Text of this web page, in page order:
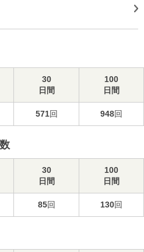
30
日間
100
日間
571回 948回
30
日間
100
日間
85回 130回